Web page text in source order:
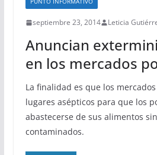
septiembre 23, 2014 Leticia
Anuncian
en los mercados
La finalidad es que los
lugares asépticos para que los
abastecerse de sus alimentos
contaminados.